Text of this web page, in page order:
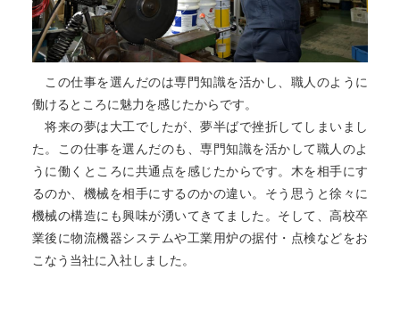
この仕事を選んだのは専門知識を活かし、職人のように
働けるところに魅力を感じたからです。
将来の夢は大工でしたが、夢半ばで挫折してしまいまし
た。この仕事を選んだのも、専門知識を活かして職人のよ
うに働くところに共通点を感じたからです。木を相手にす
るのか、機械を相手にするのかの違い。そう思うと徐々に
機械の構造にも興味が湧いてきてました。そして、高校卒
業後に物流機器システムや工業用炉の据付・点検などをお
こなう当社に入社しました。